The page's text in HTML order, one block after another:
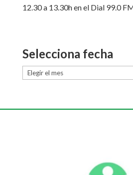
12.30 a 13.30h en el Dial 99.0
Selecciona fecha
Selecciona